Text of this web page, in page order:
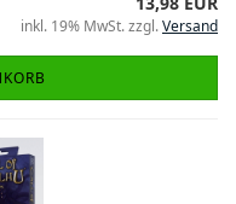
inkl. 19% MwSt. zzgl.Versand